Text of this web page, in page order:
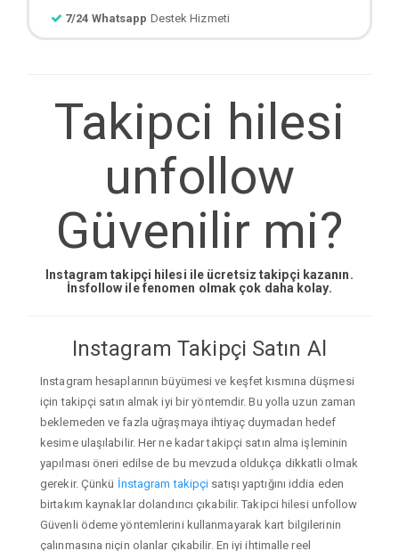
7/24 Whatsapp Destek Hizmeti
Takipci hilesi
unfollow
Güvenilir mi?
Instagram takipçi hilesi ile ücretsiz takipçi kazanın.
İnsfollow ile fenomen olmak çok daha kolay.
Instagram Takipçi Satın Al
Instagram hesaplarının büyümesi ve keşfet kısmına düşmesi
için takipçi satın almak iyi bir yöntemdir. Bu yolla uzun zaman
beklemeden ve fazla uğraşmaya ihtiyaç duymadan hedef
kesime ulaşılabilir. Her ne kadar takipçi satın alma işleminin
yapılması öneri edilse de bu mevzuda oldukça dikkatli olmak
gerekir. Çünkü İnstagram takipçi satışı yaptığını iddia eden
birtakım kaynaklar dolandırıcı çıkabilir. Takipci hilesi unfollow
Güvenli ödeme yöntemlerini kullanmayarak kart bilgilerinin
çalınmasına niçin olanlar çıkabilir. En iyi ihtimalle reel